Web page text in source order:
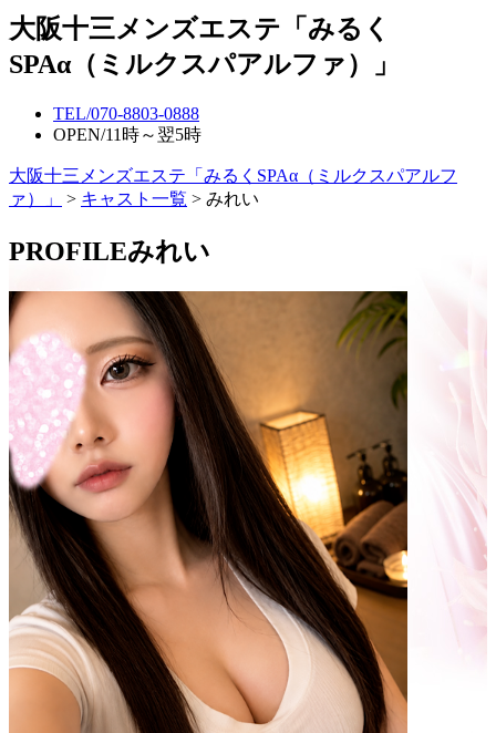
大阪十三メンズエステ「みるく
SPAα（ミルクスパアルファ）」
TEL/070-8803-0888
OPEN/11時～翌5時
大阪十三メンズエステ「みるくSPAα（ミルクスパアルフ
ァ）」
> キャスト一覧 > みれい
PROFILEみれい